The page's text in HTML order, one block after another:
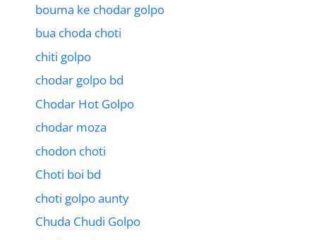
bouma ke chodar golpo
bua choda choti
chiti golpo
chodar golpo bd
Chodar Hot Golpo
chodar moza
chodon choti
Choti boi bd
choti golpo aunty
Chuda Chudi Golpo